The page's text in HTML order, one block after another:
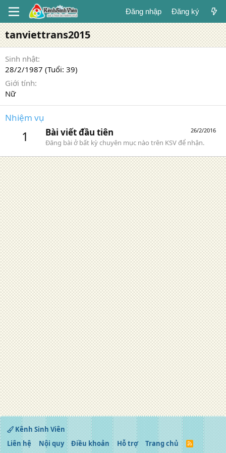
Đăng nhập Đăng ký
tanviettrans2015
Sinh nhật
28/2/1987 (Tuổi: 39)
Giới tính
Nữ
Nhiệm vụ
1 26/2/2016
Bài viết đầu tiên
Đăng bài ở bất kỳ chuyên mục nào trên KSV để nhận.
Kênh Sinh Viên
Liên hệ
Nội quy Điều khoản Hỗ trợ Trang chủ
R